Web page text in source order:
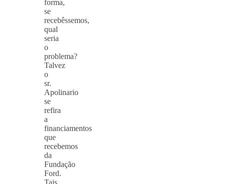
forma,
se
recebêssemos,
qual
seria
o
problema?
Talvez
o
sr.
Apolinario
se
refira
a
financiamentos
que
recebemos
da
Fundação
Ford.
Tais